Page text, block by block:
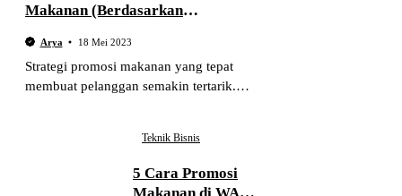
Makanan (Berdasarkan
Arya 18 Mei 2023
Strategi promosi makanan yang tepat
membuat pelanggan semakin tertarik.
Teknik Bisnis
5 Cara Promosi